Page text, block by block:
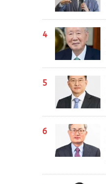
4
5
6